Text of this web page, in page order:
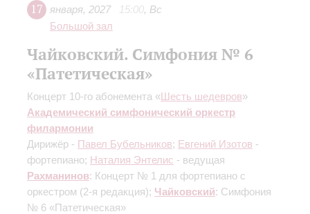
17 января, 2027 15:00, Вс
Большой зал
Чайковский. Симфония № 6
«Патетическая»
Концерт 10-го абонемента «Шесть шедевров»
Академический симфонический оркестр
филармонии
Дирижёр - Павел Бубельников; Евгений Изотов -
фортепиано; Наталия Энтелис - ведущая
Рахманинов: Концерт № 1 для фортепиано с
оркестром (2-я редакция); Чайковский: Симфония
№ 6 «Патетическая»